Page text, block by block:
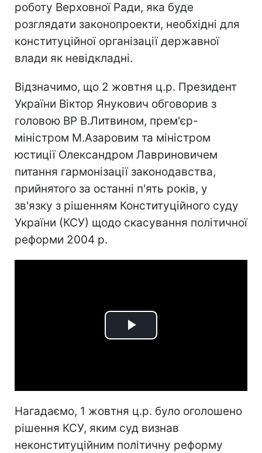
роботу Верховної Ради, яка буде
розглядати законопроекти, необхідні для
конституційної організації державної
влади як невідкладні.
Відзначимо, що 2 жовтня ц.р. Президент
України Віктор Янукович обговорив з
головою ВР В.Литвином, прем'єр-
міністром М.Азаровим та міністром
юстиції Олександром Лавриновичем
питання гармонізації законодавства,
прийнятого за останні п'ять років, у
зв'язку з рішенням Конституційного суду
України (КСУ) щодо скасування політичної
реформи 2004 р.
Play
Нагадаємо, 1 жовтня ц.р. було оголошено
рішення КСУ, яким суд визнав
неконституційним політичну реформу